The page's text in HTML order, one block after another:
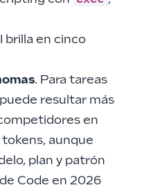
brilla en cinco
. Para tareas
resultar más
en
aunque
plan y patrón
Code en 2026